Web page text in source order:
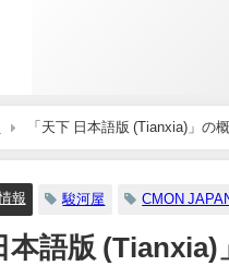
「天下 日本語版 (Tianxia)」の
報 駿河屋 CMON
本語版